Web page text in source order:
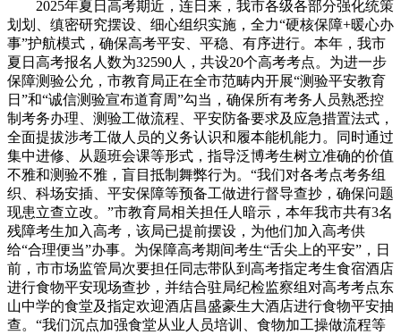
2025年夏日高考期近，连日来，我市各级各部分强化统策
划划、缜密研究摆设、细心组织实施，全力“硬核保障+暖心办
事”护航模式，确保高考平安、平稳、有序进行。本年，我市
夏日高考报名人数为32590人，共设20个高考考点。为进一步
保障测验公允，市教育局正在全市范畴内开展“测验平安教育
日”和“诚信测验宣布道育周”勾当，确保所有考务人员熟悉控
制考务办理、测验工做流程、平安防备要求及应急措置法式，
全面提拔涉考工做人员的义务认识和履本能机能力。同时通过
集中进修、从题班会课等形式，指导泛博考生树立准确的价值
不雅和测验不雅，盲目抵制舞弊行为。“我们对各考点考务组
织、科场安插、平安保障等预备工做进行督导查抄，确保问题
现患立查立改。”市教育局相关担任人暗示，本年我市共有3名
残障考生加入高考，该局已提前摆设，为他们加入高考供
给“合理便当”办事。为保障高考期间考生“舌尖上的平安”，日
前，市市场监管局次要担任同志带队到高考指定考生食宿酒店
进行食物平安现场查抄，并结合驻局纪检监察组对高考考点东
山中学的食堂及指定欢迎酒店昌盛豪生大酒店进行食物平安抽
查。“我们沉点加强食堂从业人员培训、食物加工操做流程等